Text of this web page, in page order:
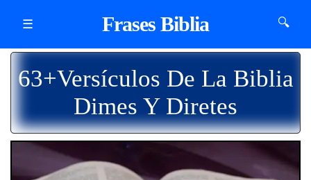
☰ Frases Biblia 🔍
63+Versículos De La Biblia
Dimes Y Diretes